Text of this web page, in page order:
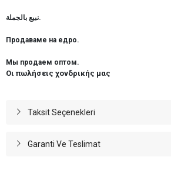
نبيع بالجملة.
Продаваме на едро.
Мы продаем оптом.
Οι πωλήσεις χονδρικής μας
Taksit Seçenekleri
Garanti Ve Teslimat